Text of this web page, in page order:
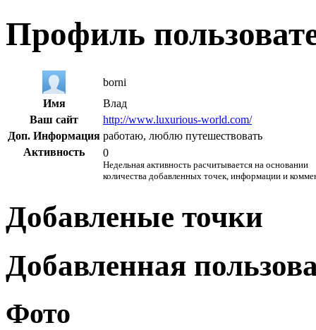
Профиль
borni
Имя
Влад
Ваш сайт
http://www.luxurious-world.com/
Доп. Информация работаю, люблю путешествовать
Активность
0
Недельная активность расчитывается на основании
количества добавленных точек, информации и
Добавленые точки
Добавленная
Фото